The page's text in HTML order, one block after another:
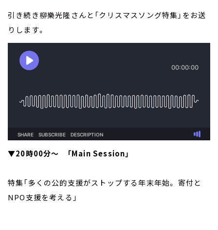
引き続き柳樂光隆さんと「クリスマスソング特集」をお送
りします。
▼20時00分～ 「Main Session」
特集「多くの公的支援がストップする年末年始。 寄付と
NPO支援を考える」